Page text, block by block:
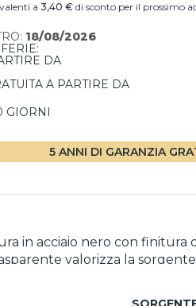
a 3,40 € di sconto per il prossimo
18/08/2026
DA
A PARTIRE DA
GIORNI
5 ANNI DI GARANZIA
in acciaio nero con finitura
valorizza la
Il grado di protezione